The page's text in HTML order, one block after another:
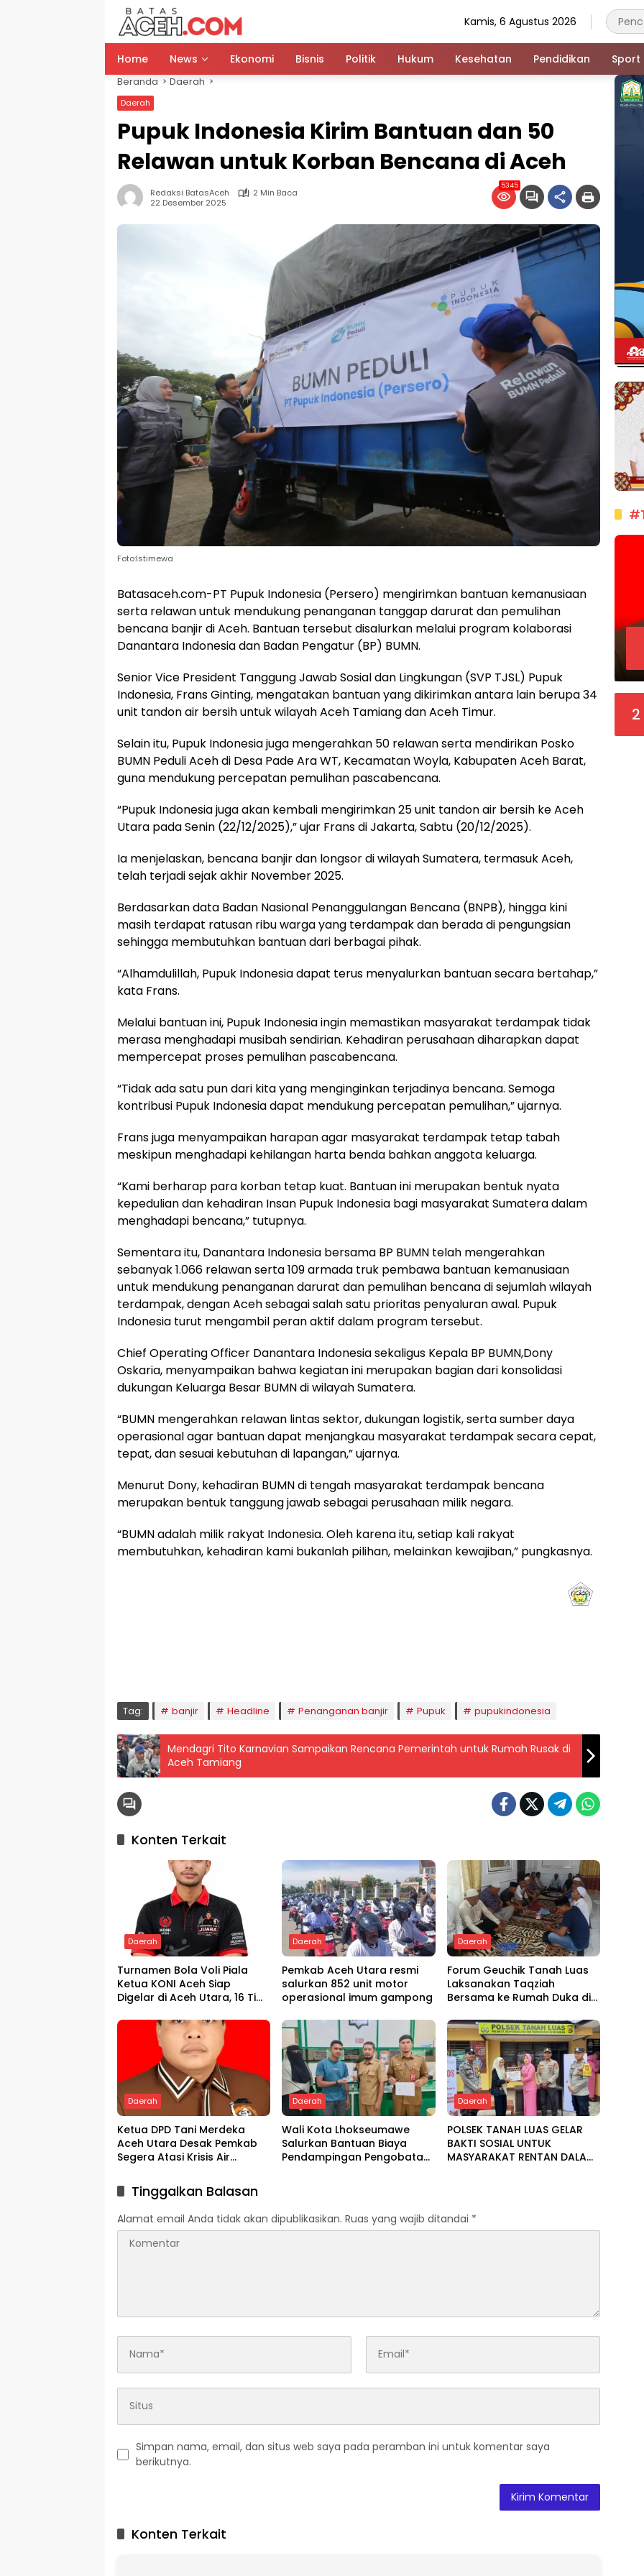
Kamis, 6 Agustus 2026
Home News Ekonomi Bisnis Politik Hukum Kesehatan Pendidikan Sport
Beranda Daerah
Daerah
Pupuk Indonesia Kirim Bantuan dan 50
Relawan untuk Korban Bencana di Aceh
Redaksi BatasAceh
2 Min Baca
22 Desember 2025
5345
Foto:Istimewa
Batasaceh.com-PT Pupuk Indonesia (Persero) mengirimkan bantuan kemanusiaan
serta relawan untuk mendukung penanganan tanggap darurat dan pemulihan
bencana banjir di Aceh. Bantuan tersebut disalurkan melalui program kolaborasi
Danantara Indonesia dan Badan Pengatur (BP) BUMN.
Senior Vice President Tanggung Jawab Sosial dan Lingkungan (SVP TJSL) Pupuk
Indonesia, Frans Ginting, mengatakan bantuan yang dikirimkan antara lain berupa 34
unit tandon air bersih untuk wilayah Aceh Tamiang dan Aceh Timur.
Selain itu, Pupuk Indonesia juga mengerahkan 50 relawan serta mendirikan Posko
BUMN Peduli Aceh di Desa Pade Ara WT, Kecamatan Woyla, Kabupaten Aceh Barat,
guna mendukung percepatan pemulihan pascabencana.
“Pupuk Indonesia juga akan kembali mengirimkan 25 unit tandon air bersih ke Aceh
Utara pada Senin (22/12/2025),” ujar Frans di Jakarta, Sabtu (20/12/2025).
Ia menjelaskan, bencana banjir dan longsor di wilayah Sumatera, termasuk Aceh,
telah terjadi sejak akhir November 2025.
Berdasarkan data Badan Nasional Penanggulangan Bencana (BNPB), hingga kini
masih terdapat ratusan ribu warga yang terdampak dan berada di pengungsian
sehingga membutuhkan bantuan dari berbagai pihak.
“Alhamdulillah, Pupuk Indonesia dapat terus menyalurkan bantuan secara bertahap,”
kata Frans.
Melalui bantuan ini, Pupuk Indonesia ingin memastikan masyarakat terdampak tidak
merasa menghadapi musibah sendirian. Kehadiran perusahaan diharapkan dapat
mempercepat proses pemulihan pascabencana.
“Tidak ada satu pun dari kita yang menginginkan terjadinya bencana. Semoga
kontribusi Pupuk Indonesia dapat mendukung percepatan pemulihan,” ujarnya.
Frans juga menyampaikan harapan agar masyarakat terdampak tetap tabah
meskipun menghadapi kehilangan harta benda bahkan anggota keluarga.
“Kami berharap para korban tetap kuat. Bantuan ini merupakan bentuk nyata
kepedulian dan kehadiran Insan Pupuk Indonesia bagi masyarakat Sumatera dalam
menghadapi bencana,” tutupnya.
Sementara itu, Danantara Indonesia bersama BP BUMN telah mengerahkan
sebanyak 1.066 relawan serta 109 armada truk pembawa bantuan kemanusiaan
untuk mendukung penanganan darurat dan pemulihan bencana di sejumlah wilayah
terdampak, dengan Aceh sebagai salah satu prioritas penyaluran awal. Pupuk
Indonesia turut mengambil peran aktif dalam program tersebut.
Chief Operating Officer Danantara Indonesia sekaligus Kepala BP BUMN,Dony
Oskaria, menyampaikan bahwa kegiatan ini merupakan bagian dari konsolidasi
dukungan Keluarga Besar BUMN di wilayah Sumatera.
“BUMN mengerahkan relawan lintas sektor, dukungan logistik, serta sumber daya
operasional agar bantuan dapat menjangkau masyarakat terdampak secara cepat,
tepat, dan sesuai kebutuhan di lapangan,” ujarnya.
Menurut Dony, kehadiran BUMN di tengah masyarakat terdampak bencana
merupakan bentuk tanggung jawab sebagai perusahaan milik negara.
“BUMN adalah milik rakyat Indonesia. Oleh karena itu, setiap kali rakyat
membutuhkan, kehadiran kami bukanlah pilihan, melainkan kewajiban,” pungkasnya.
Tag: banjir Headline Penanganan banjir Pupuk pupukindonesia
Mendagri Tito Karnavian Sampaikan Rencana Pemerintah untuk Rumah Rusak di
Aceh Tamiang
Konten Terkait
Daerah
Turnamen Bola Voli Piala
Ketua KONI Aceh Siap
Digelar di Aceh Utara, 16 Tim
Bagian
Daerah
Pemkab Aceh Utara resmi
salurkan 852 unit motor
operasional imum gampong
Daerah
Forum Geuchik Tanah Luas
Laksanakan Taqziah
Bersama ke Rumah Duka di
Daerah
Ketua DPD Tani Merdeka
Aceh Utara Desak Pemkab
Segera Atasi Krisis Air
Daerah
Wali Kota Lhokseumawe
Salurkan Bantuan Biaya
Pendampingan Pengobatan
Daerah
POLSEK TANAH LUAS GELAR
BAKTI SOSIAL UNTUK
MASYARAKAT RENTAN DALAM
Tinggalkan Balasan
Alamat email Anda tidak akan dipublikasikan. Ruas yang wajib ditandai *
Simpan nama, email, dan situs web saya pada peramban ini untuk komentar saya
berikutnya.
e Konten Terkait
2